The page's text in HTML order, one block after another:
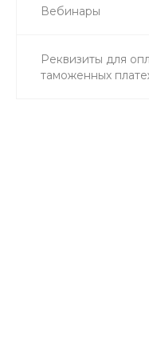
Вебинары
Реквизиты для
таможенных